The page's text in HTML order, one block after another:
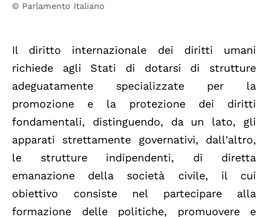
© Parlamento Italiano
Il diritto internazionale dei diritti umani
richiede agli Stati di dotarsi di strutture
adeguatamente specializzate per la
promozione e la protezione dei diritti
fondamentali, distinguendo, da un lato, gli
apparati strettamente governativi, dall'altro,
le strutture indipendenti, di diretta
emanazione della società civile, il cui
obiettivo consiste nel partecipare alla
formazione delle politiche, promuovere e